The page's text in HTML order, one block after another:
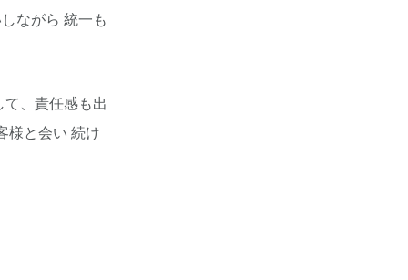
ながら 統一も
、責任感も出
様と会い 続け